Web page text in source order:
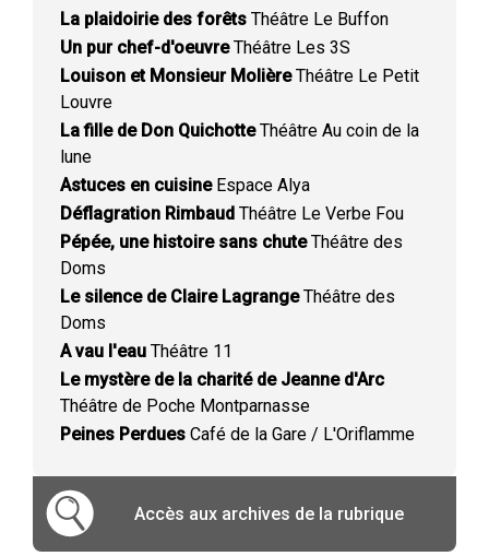
La plaidoirie des forêts Théâtre Le Buffon
Un pur chef-d'oeuvreThéâtre Les 3S
Louison et Monsieur MolièreThéâtre Le Petit
Louvre
La fille de Don QuichotteThéâtre Au coin de la
lune
Astuces en cuisineEspace Alya
Déflagration Rimbaud Théâtre Le Verbe Fou
Pépée, une histoire sans chuteThéâtre des
Doms
Le silence de Claire LagrangeThéâtre des
Doms
A vau l'eau Théâtre 11
Le mystère de la charité de Jeanne d'Arc
Théâtre de Poche Montparnasse
Peines Perdues Café de la Gare / L'Oriflamme
Accès aux archives de la rubrique